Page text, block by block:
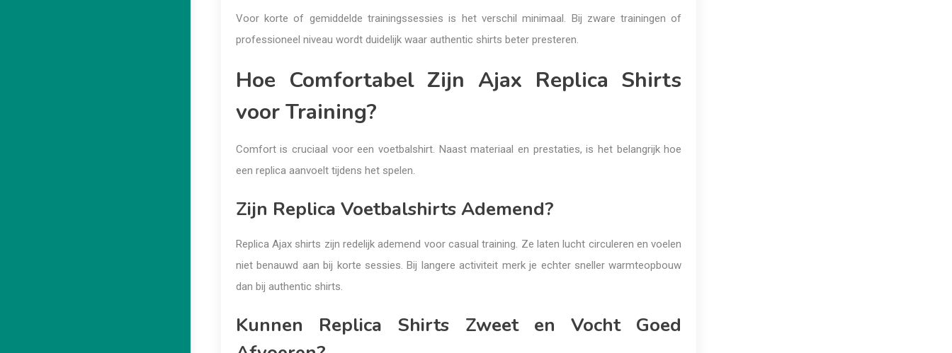
Voor korte of gemiddelde trainingssessies is het verschil minimaal. Bij zware trainingen of
professioneel niveau wordt duidelijk waar authentic shirts beter presteren.
Hoe Comfortabel Zijn Ajax Replica Shirts
voor Training?
Comfort is cruciaal voor een voetbalshirt. Naast materiaal en prestaties, is het belangrijk hoe
een replica aanvoelt tijdens het spelen.
Zijn Replica Voetbalshirts Ademend?
Replica Ajax shirts zijn redelijk ademend voor casual training. Ze laten lucht circuleren en voelen
niet benauwd aan bij korte sessies. Bij langere activiteit merk je echter sneller warmteopbouw
dan bij authentic shirts.
Kunnen Replica Shirts Zweet en Vocht Goed